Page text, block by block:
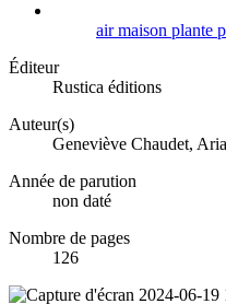
airmaison plante
Éditeur
Rustica éditions
Auteur(s)
Geneviève Chaudet,
Année de parution
non daté
Nombre de pages
126